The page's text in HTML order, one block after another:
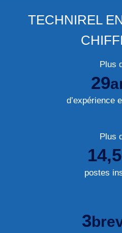
TECHNIREL
Plus
30
d’expérience
Plus
postes
3